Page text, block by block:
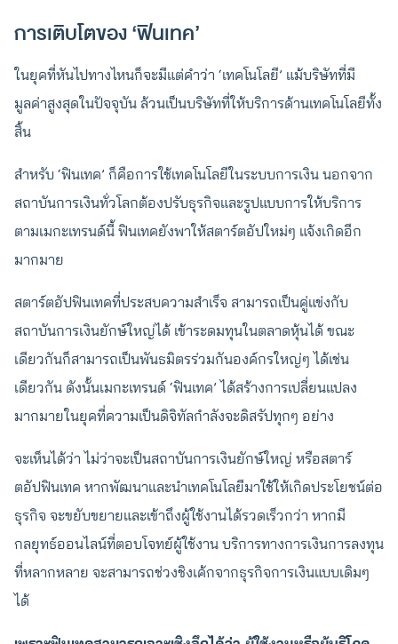
การเติบโตของ ‘ฟินเทค’
ในยุคที่หันไปทางไหนก็จะมีแต่คำว่า ‘เทคโนโลยี’ แม้บริษัทที่มี
มูลค่าสูงสุดในปัจจุบัน ล้วนเป็นบริษัทที่ให้บริการด้านเทคโนโลยีทั้ง
สิ้น
สำหรับ ‘ฟินเทค’ ก็คือการใช้เทคโนโลยีในระบบการเงิน นอกจาก
สถาบันการเงินทั่วโลกต้องปรับธุรกิจและรูปแบบการให้บริการ
ตามเมกะเทรนด์นี้ ฟินเทคยังพาให้สตาร์ตอัปใหม่ๆ แจ้งเกิดอีก
มากมาย
สตาร์ตอัปฟินเทคที่ประสบความสำเร็จ สามารถเป็นคู่แข่งกับ
สถาบันการเงินยักษ์ใหญ่ได้ เข้าระดมทุนในตลาดหุ้นได้ ขณะ
เดียวกันก็สามารถเป็นพันธมิตรร่วมกันองค์กรใหญ่ๆ ได้เช่น
เดียวกัน ดังนั้นเมกะเทรนด์ ‘ฟินเทค’ ได้สร้างการเปลี่ยนแปลง
มากมายในยุคที่ความเป็นดิจิทัลกำลังจะดิสรัปทุกๆ อย่าง
จะเห็นได้ว่า ไม่ว่าจะเป็นสถาบันการเงินยักษ์ใหญ่ หรือสตาร์
ตอัปฟินเทค หากพัฒนาและนำเทคโนโลยีมาใช้ให้เกิดประโยชน์ต่อ
ธุรกิจ จะขยับขยายและเข้าถึงผู้ใช้งานได้รวดเร็วกว่า หากมี
กลยุทธ์ออนไลน์ที่ตอบโจทย์ผู้ใช้งาน บริการทางการเงินการลงทุน
ที่หลากหลาย จะสามารถช่วงชิงเค้กจากธุรกิจการเงินแบบเดิมๆ
ได้